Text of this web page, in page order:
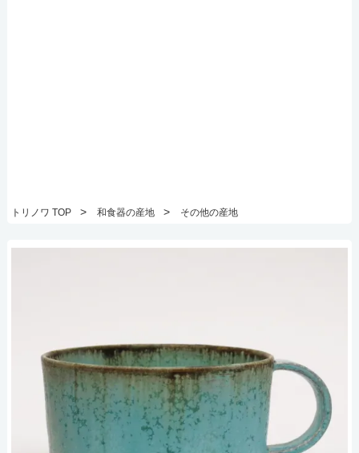
トリノワ TOP > 和食器の産地 > その他の産地